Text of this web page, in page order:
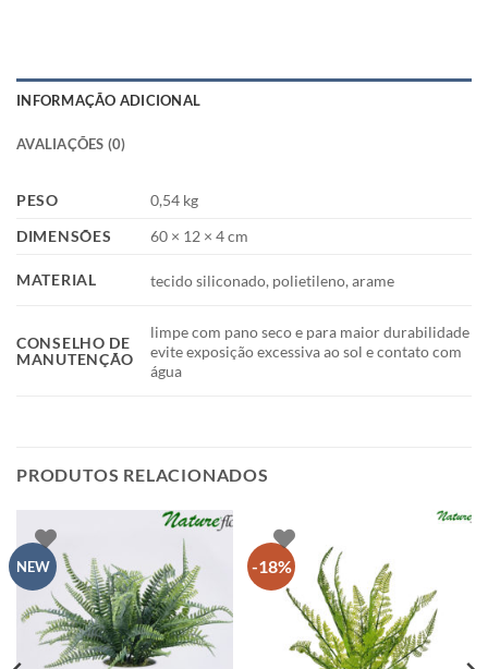
INFORMAÇÃO ADICIONAL
AVALIAÇÕES (0)
PESO
0,54 kg
DIMENSÕES
60 × 12 × 4 cm
MATERIAL tecido siliconado, polietileno, arame
CONSELHO DE
MANUTENÇÃO
limpe com pano seco e para maior durabilidade
evite exposição excessiva ao sol e contato com
água
PRODUTOS RELACIONADOS
NEW -18%